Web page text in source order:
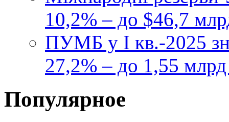
10,2% – до $46,7
ПУМБ у I кв.-2025
27,2% – до 1,55
Популярное